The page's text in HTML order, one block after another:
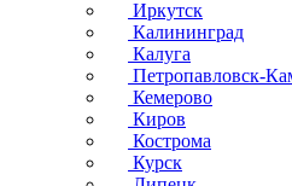
Иркутск
Калининград
Калуга
Петропавловск-
Кемерово
Киров
Кострома
Курск